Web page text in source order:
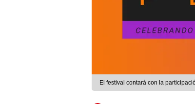
El festival contará con la